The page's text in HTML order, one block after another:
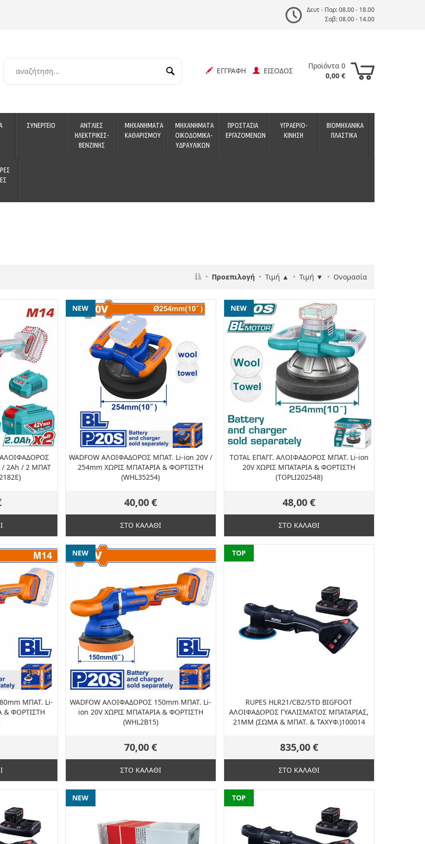
Δευτ - Παρ: 08.00 - 18.00
Σαβ: 08.00 - 14.00
Προϊόντα 0
0,00 €
ΕΓΓΡΑΦΗ ΕΙΣΟΔΟΣ
ΣΥΝΕΡΓΕΙΟ
ΑΝΤΛΙΕΣ
ΗΛΕΚΤΡΙΚΕΣ-
ΒΕΝΖΙΝΗΣ
ΜΗΧΑΝΗΜΑΤΑ
ΚΑΘΑΡΙΣΜΟΥ
ΜΗΧΑΝΗΜΑΤΑ
ΟΙΚΟΔΟΜΙΚΑ-
ΥΔΡΑΥΛΙΚΩΝ
ΠΡΟΣΤΑΣΙΑ
ΕΡΓΑΖΟΜΕΝΩΝ
ΥΓΡΑΕΡΙΟ-
ΚΙΝΗΣΗ
ΒΙΟΜΗΧΑΝΙΚΑ
ΠΛΑΣΤΙΚΑ
• Προεπιλογή • Τιμή ▲ • Τιμή ▼ • Ονομασία
ΑΛΟΙΦΑΔΟΡΟΣ
/ 2Ah / 2 ΜΠΑΤ
NEW
WADFOW ΑΛΟΙΦΑΔΟΡΟΣ ΜΠΑΤ. Li-ion 20V /
254mm ΧΩΡΙΣ ΜΠΑΤΑΡΙΑ & ΦΟΡΤΙΣΤΗ
(WHL35254)
40,00 €
ΣΤΟ ΚΑΛΑΘΙ
NEW
TOTAL ΕΠΑΓΓ. ΑΛΟΙΦΑΔΟΡΟΣ ΜΠΑΤ. Li-ion
20V ΧΩΡΙΣ ΜΠΑΤΑΡΙΑ & ΦΟΡΤΙΣΤΗ
(TOPLI202548)
48,00 €
ΣΤΟ ΚΑΛΑΘΙ
ΜΠΑΤ. Li-
& ΦΟΡΤΙΣΤΗ
NEW
WADFOW ΑΛΟΙΦΑΔΟΡΟΣ 150mm ΜΠΑΤ. Li-
ion 20V ΧΩΡΙΣ ΜΠΑΤΑΡΙΑ & ΦΟΡΤΙΣΤΗ
(WHL2B15)
70,00 €
ΣΤΟ ΚΑΛΑΘΙ
NEW
TOP
RUPES HLR21/CB2/STD BIGFOOT
ΑΛΟΙΦΑΔΟΡΟΣ ΓΥΑΛΙΣΜΑΤΟΣ ΜΠΑΤΑΡΙΑΣ,
21MM (ΣΩΜΑ & ΜΠΑΤ. & ΤΑΧΥΦ.)100014
835,00 €
ΣΤΟ ΚΑΛΑΘΙ
NEW NEW
TOP